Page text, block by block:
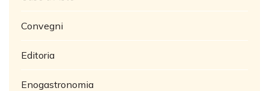
Convegni
Editoria
Enogastronomia